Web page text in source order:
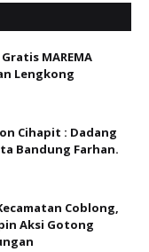
MAREMA
Lengkong
Cihapit : Dadang
Bandung Farhan.
Coblong,
Aksi Gotong